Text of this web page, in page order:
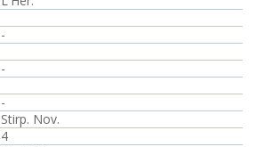
-
-
-
Stirp. Nov.
4